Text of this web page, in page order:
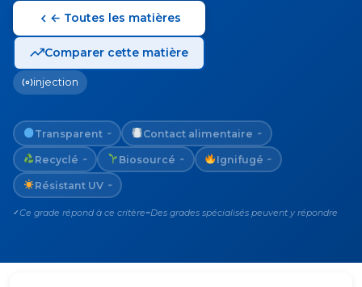
← Toutes les matières
Comparer cette matière
injection
Transparent ~ Contact alimentaire ~
Recyclé ~ Biosourcé ~ Ignifugé ~
Résistant UV ~
✓ Ce grade répond à ce critère ~Des grades spécialisés peuvent y répondre